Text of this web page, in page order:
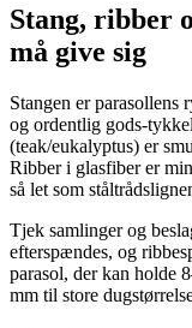
Stang, ribber
må give sig
Stangen er
og ordentlig gods-
(teak/eukalyptus) er
Ribber i glasfiber er
så let som
Tjek samlinger og
efterspændes, og
parasol, der kan holde
mm til store